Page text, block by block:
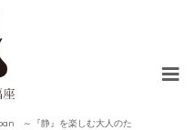
～『静』を楽しむ大人のた